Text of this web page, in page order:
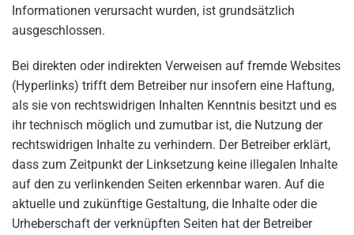
Informationen verursacht wurden, ist grundsätzlich
ausgeschlossen.
Bei direkten oder indirekten Verweisen auf fremde Websites
(Hyperlinks) trifft dem Betreiber nur insofern eine Haftung,
als sie von rechtswidrigen Inhalten Kenntnis besitzt und es
ihr technisch möglich und zumutbar ist, die Nutzung der
rechtswidrigen Inhalte zu verhindern. Der Betreiber erklärt,
dass zum Zeitpunkt der Linksetzung keine illegalen Inhalte
auf den zu verlinkenden Seiten erkennbar waren. Auf die
aktuelle und zukünftige Gestaltung, die Inhalte oder die
Urheberschaft der verknüpften Seiten hat der Betreiber